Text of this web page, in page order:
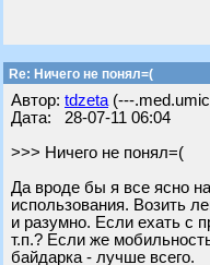
Re: Ничего не понял=(
Автор: tdzeta (---
Дата: 28-07-11 06:04
>>> Ничего не понял=(
Да вроде бы я все ясно
использования. Возить
и разумно. Если ехать с
т.п.? Если же
байдарка - лучше всего.